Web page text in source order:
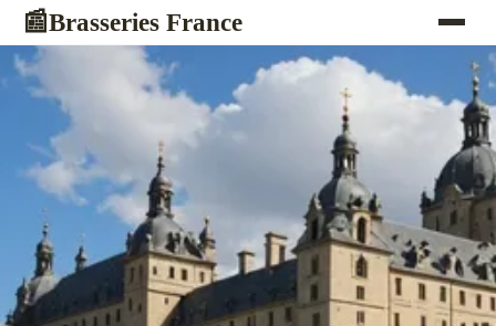
📰Brasseries France